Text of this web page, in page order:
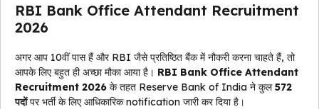
RBI Bank Office Attendant Recruitment
2026
अगर आप 10वीं पास हैं और RBI जैसे प्रतिष्ठित बैंक में नौकरी करना चाहते हैं, तो
आपके लिए बहुत ही अच्छा मौका आया है। RBI Bank Office Attendant
Recruitment 2026 के तहत Reserve Bank of India ने कुल572
पदोंपर भर्ती के लिए आधिकारिक notification जारी कर दिया है।